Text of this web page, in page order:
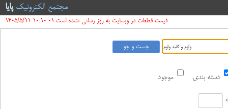
مجتمع الکترونیکپایا
قیمت قطعات در وبسایت به روز رسانی نشده است 10:10:01 1405/5/11
موجود دسته بندی